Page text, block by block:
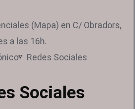
(Mapa) en C/ Obradors,
a las 16h.
Redes Sociales
Sociales